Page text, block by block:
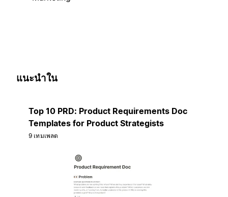
แนะนำใน
Top 10 PRD: Product Requirements Doc
Templates for Product Strategists
9 เทมเพลต